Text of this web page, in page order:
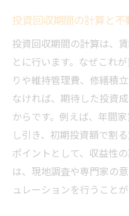
投資回収期間の計算と
投資回収期間の計算は、
とに行います。なぜこれ
りや維持管理費、修繕積
なければ、期待した投資
からです。例えば、年間
し引き、初期投資額で割
ポイントとして、収益性
は、現地調査や専門家の
ュレーションを行うことが